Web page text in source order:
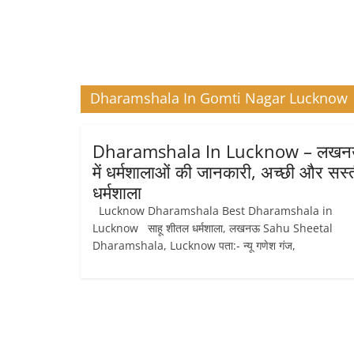
Dharamshala In Gomti Nagar Lucknow
Dharamshala In Lucknow –
में धर्मशालाओं की जानकारी, अच्छी और
धर्मशाला
Lucknow Dharamshala Best Dharamshala in
Lucknow साहू शीतल धर्मशाला, लखनऊ Sahu Sheetal
Dharamshala, Lucknow पता:- न्यू गणेश गंज,